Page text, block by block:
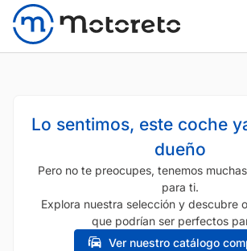
Lo sentimos, este coche
dueño
Pero no te preocupes, tenemos
para ti.
Explora nuestra selección y descubre
que podrían ser perfectos
Ver nuestro catálogo